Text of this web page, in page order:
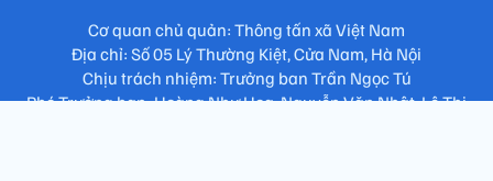
Cơ quan chủ quản: Thông tấn xã Việt Nam
Địa chỉ: Số 05 Lý Thường Kiệt, Cửa Nam, Hà Nội
Chịu trách nhiệm: Trưởng ban Trần Ngọc Tú
Phó Trưởng ban: Hoàng Như Hoa, Nguyễn Văn Nhật, Lê Thị